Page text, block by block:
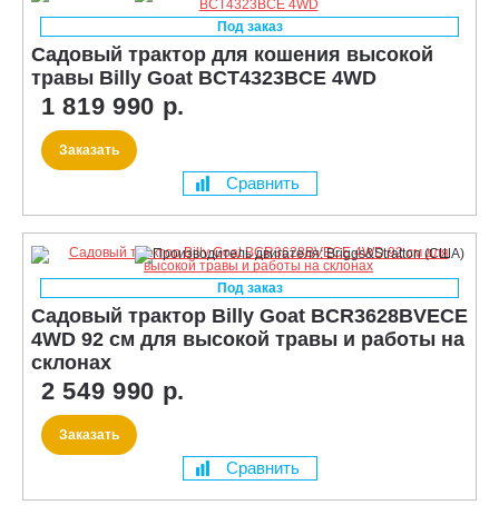
Под заказ
Садовый трактор для кошения высокой
травы Billy Goat BCT4323BCE 4WD
1 819 990 р.
Заказать
Сравнить
Под заказ
Садовый трактор Billy Goat BCR3628BVECE
4WD 92 см для высокой травы и работы на
склонах
2 549 990 р.
Заказать
Сравнить